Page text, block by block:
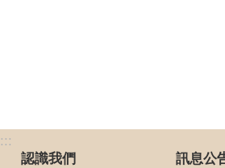
:::
認識我們
訊息公